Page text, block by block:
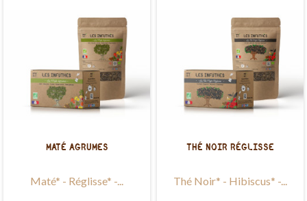
MATÉ AGRUMES
Maté* - Réglisse* -...
THÉ NOIR RÉGLISSE
Thé Noir* - Hibiscus* -...